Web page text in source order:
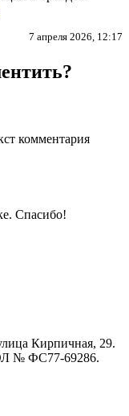
7 апреля 2026, 12:17
комментария
Спасибо!
Кирпичная, 29.
№ ФС77-69286.